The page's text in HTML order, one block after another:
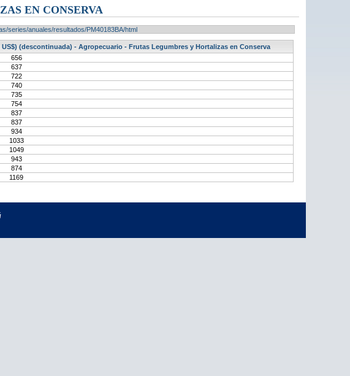
EN CONSERVA
series/anuales/resultados/PM40183BA/html
(descontinuada) - Agropecuario - Frutas Legumbres y Hortalizas en Conserva
656
637
722
740
735
754
837
837
934
1033
1049
943
874
1169